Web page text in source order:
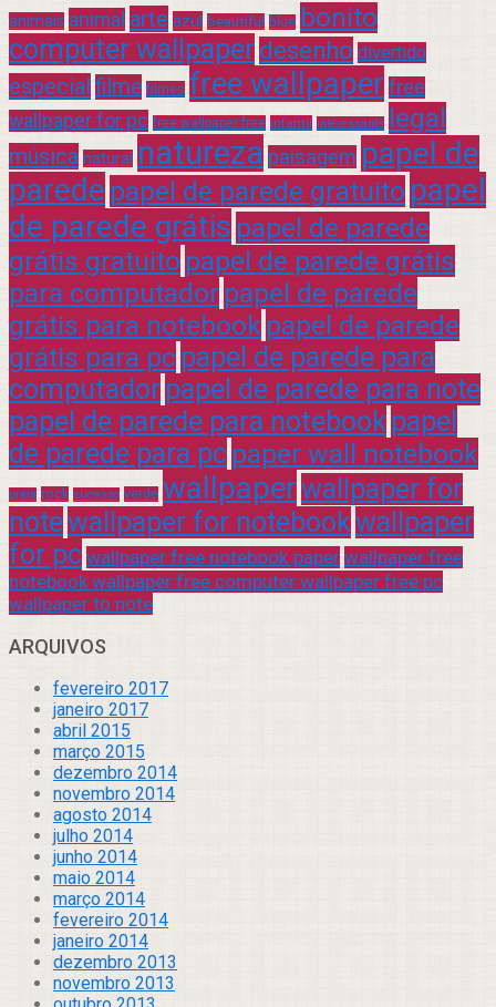
animais animal arte azul beautiful blue bonito
computer wallpaper desenho divertido
especial filme filmes free wallpaper free
wallpaper for pc free wallpaper free infantil interessante legal
música natural natureza paisagem papel de
parede papel de parede gratuito papel
de parede grátis papel de parede
grátis gratuito papel de parede grátis
para computador papel de parede
grátis para notebook papel de parede
grátis para pc papel de parede para
computador papel de parede para note
papel de parede para notebook papel
de parede para pc paper wall notebook
praia rock sucesso verde wallpaperwallpaper for
notewallpaper for notebookwallpaper
for pc wallpaper free notebook paper wallpaper free
notebook wallpaper free computer wallpaper free pc
wallpaper to note
ARQUIVOS
fevereiro 2017
janeiro 2017
abril 2015
março 2015
dezembro 2014
novembro 2014
agosto 2014
julho 2014
junho 2014
maio 2014
março 2014
fevereiro 2014
janeiro 2014
dezembro 2013
novembro 2013